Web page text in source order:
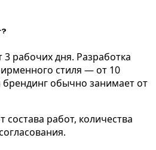
рабочих дня. Разработка
стиля — от 10
обычно занимает от
состава работ, количества